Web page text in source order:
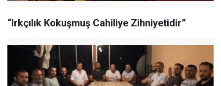
“Irkçılık Kokuşmuş Cahiliye Zihniyetidir”